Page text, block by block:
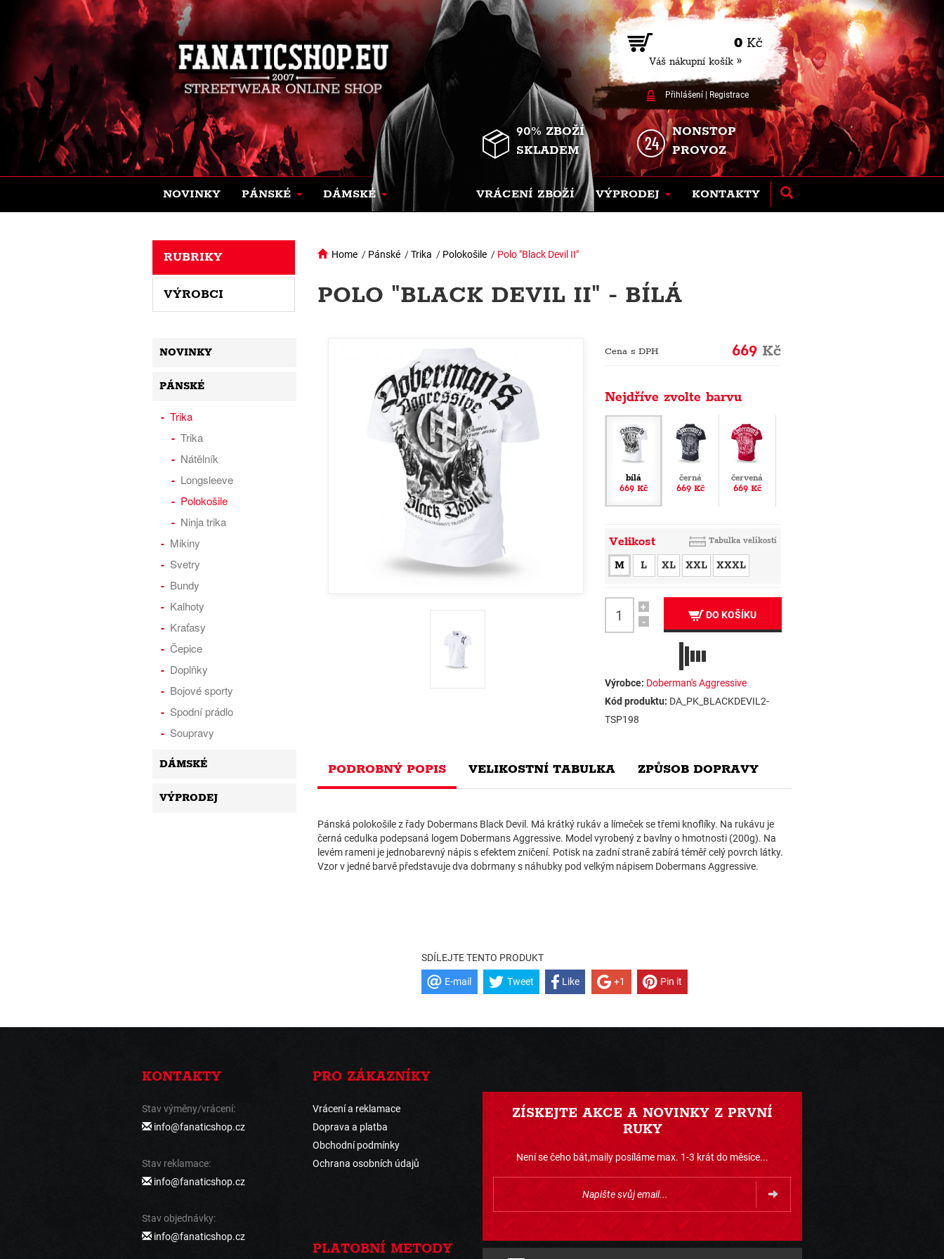
0 Kč
Váš nákupní košík »
Přihlášení| Registrace
90% ZBOŽÍ
SKLADEM
NONSTOP
PROVOZ
NOVINKY PÁNSKÉ DÁMSKÉ VRÁCENÍ ZBOŽÍ VÝPRODEJ KONTAKTY
Home / Pánské /Trika / Polokošile / Polo "Black Devil II"
POLO "BLACK DEVIL II" - BÍLÁ
Cena s DPH 669 Kč
Nejdříve zvolte barvu
bílá
669 Kč
černá
669 Kč
červená
669 Kč
Velikost Tabulka velikostí
M L XL XXL XXXL
+
-
DO KOŠÍKU
Výrobce: Doberman's Aggressive
Kód produktu: DA_PK_BLACKDEVIL2-
TSP198
PODROBNÝ POPIS VELIKOSTNÍ TABULKA ZPŮSOB DOPRAVY
Pánská polokošile z řady Dobermans Black Devil. Má krátký rukáv a límeček se třemi knoflíky. Na rukávu je
černá cedulka podepsaná logem Dobermans Aggressive. Model vyrobený z bavlny o hmotnosti (200g). Na
levém rameni je jednobarevný nápis s efektem zničení. Potisk na zadní straně zabírá téměř celý povrch látky.
Vzor v jedné barvě představuje dva dobrmany s náhubky pod velkým nápisem Dobermans Aggressive.
SDÍLEJTE TENTO PRODUKT
E-mail Tweet Like +1 Pin it
RUBRIKY
VÝROBCI
NOVINKY
PÁNSKÉ
Trika
Trika
Nátělník
Longsleeve
Polokošile
Ninja trika
Mikiny
Svetry
Bundy
Kalhoty
Kraťasy
Čepice
Doplňky
Bojové sporty
Spodní prádlo
Soupravy
DÁMSKÉ
VÝPRODEJ
KONTAKTY
Stav výměny/vrácení:
info@fanaticshop.cz
Stav reklamace:
info@fanaticshop.cz
Stav objednávky:
info@fanaticshop.cz
PRO ZÁKAZNÍKY
Vrácení a reklamace
Doprava a platba
Obchodní podmínky
Ochrana osobních údajů
PLATOBNÍ METODY
ZÍSKEJTE AKCE A NOVINKY Z PRVNÍ
RUKY
Není se čeho bát,maily posíláme max. 1-3 krát do měsíce...